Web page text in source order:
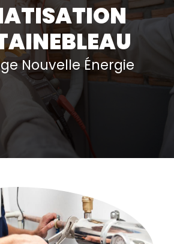
Nouvelle Énergie